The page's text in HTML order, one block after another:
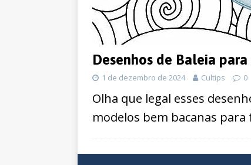
Desenhos de Baleia
1 de dezembro de 2024 Cultips 0
Olha que legal esses
modelos bem bacanas